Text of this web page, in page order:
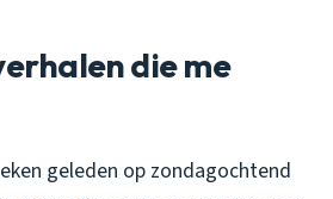
die me
geleden op zondagochtend